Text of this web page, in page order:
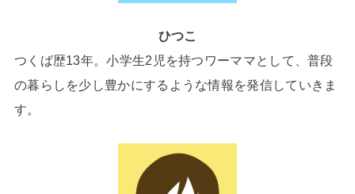
ひつこ
つくば歴13年。小学生2児を持つワーママとして、普段
の暮らしを少し豊かにするような情報を発信していきま
す。